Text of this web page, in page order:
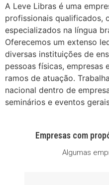
A Leve Libras é uma
profissionais qualificados,
especializados na língua
Oferecemos um extenso
diversas instituições de
pessoas físicas, empresas
ramos de atuação.
nacional dentro de
seminários e eventos
Empresas com
Algumas